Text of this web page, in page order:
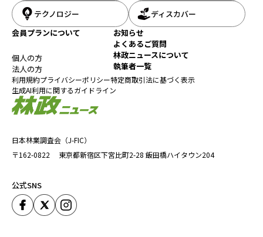
日本林業調査会（J-FIC）
〒162-0822
東京都新宿区下宮比町2-28 飯田橋ハイタウン204
公式SNS
テクノロジー
ディスカバー
会員プランについて
個人の方
法人の方
お知らせ
よくあるご質問
林政ニュースについて
執筆者一覧
利用規約プライバシーポリシー特定商取引法に基づく表示
生成AI利用に関するガイドライン